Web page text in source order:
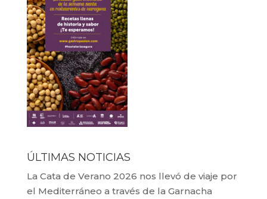
ÚLTIMAS NOTICIAS
La Cata de Verano 2026 nos llevó de viaje por
el Mediterráneo a través de la Garnacha